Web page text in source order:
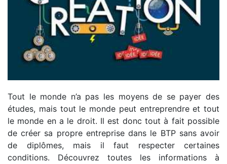
Tout le monde n’a pas les moyens de se payer des
études, mais tout le monde peut entreprendre et tout
le monde en a le droit. Il est donc tout à fait possible
de créer sa propre entreprise dans le BTP sans avoir
de diplômes, mais il faut respecter certaines
conditions. Découvrez toutes les informations à